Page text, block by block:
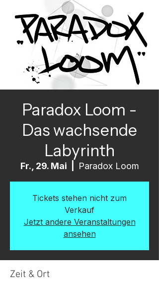
Paradox Loom -
Das wachsende
Labyrinth
Fr., 29. Mai Paradox Loom
Tickets stehen nicht zum
Verkauf
Jetzt andere Veranstaltungen
ansehen
Zeit & Ort